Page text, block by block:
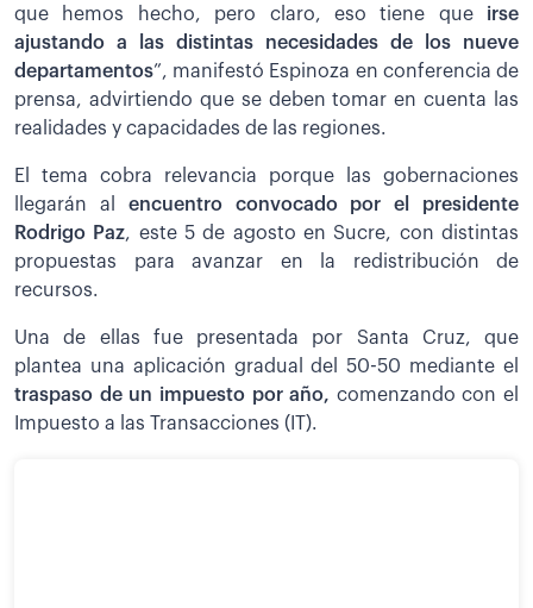
que hemos hecho, pero claro, eso tiene que irse
ajustando a las distintas necesidades de los nueve
departamentos”, manifestó Espinoza en conferencia de
prensa, advirtiendo que se deben tomar en cuenta las
realidades y capacidades de las regiones.
El tema cobra relevancia porque las gobernaciones
llegarán al encuentro convocado por el presidente
Rodrigo Paz, este 5 de agosto en Sucre, con distintas
propuestas para avanzar en la redistribución de
recursos.
Una de ellas fue presentada por Santa Cruz, que
plantea una aplicación gradual del 50-50 mediante el
traspaso de un impuesto por año, comenzando con el
Impuesto a las Transacciones (IT).